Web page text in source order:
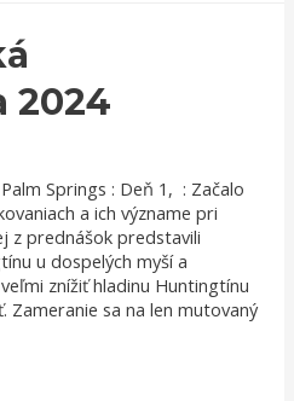
2024
Springs : Deň 1, : Začalo
a ich význame pri
z prednášok predstavili
u dospelých myší a
znížiť hladinu Huntingtínu
sa na len mutovaný